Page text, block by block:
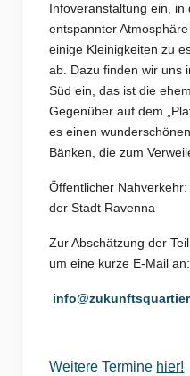
Infoveranstaltung ein, in
entspannter
einige Kleinigkeiten zu
ab. Dazu finden wir uns
Süd ein, das ist die
Gegenüber auf dem
es einen
Bänken, die zum
Öffentlicher
der Stadt Ravenna
Zur Abschätzung der
um eine kurze E-Mail an:
Weitere Termine hier!